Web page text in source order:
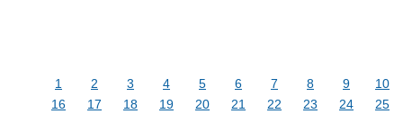
1 2 3 4 5 6 7 8 9
10
16
17 18 19 20 21 22 23 24 25